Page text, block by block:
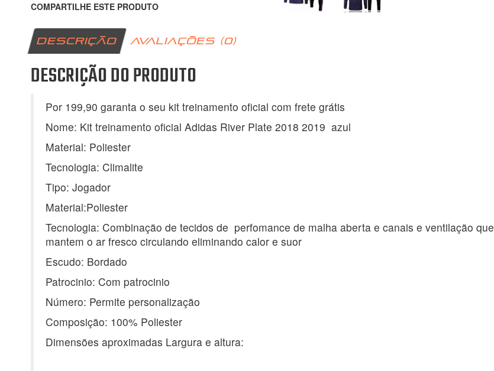
COMPARTILHE ESTE PRODUTO
DESCRIÇÃO AVALIAÇÕES (0)
DESCRIÇÃO DO PRODUTO
Por 199,90 garanta o seu kit treinamento oficial com frete grátis
Nome: Kit treinamento oficial Adidas River Plate 2018 2019 azul
Material: Poliester
Tecnologia: Climalite
Tipo: Jogador
Material:Poliester
Tecnologia: Combinação de tecidos de perfomance de malha aberta e canais e ventilação que
mantem o ar fresco circulando eliminando calor e suor
Escudo: Bordado
Patrocinio: Com patrocinio
Número: Permite personalização
Composição: 100% Poliester
Dimensões aproximadas Largura e altura: